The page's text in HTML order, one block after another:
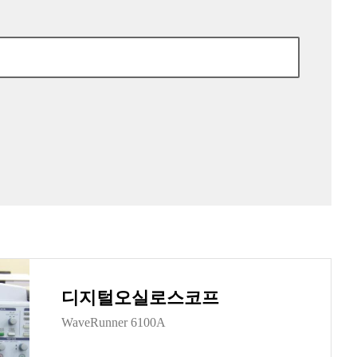
디지털오실로스코프
WaveRunner 6100A